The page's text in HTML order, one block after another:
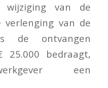
wijziging van de
verlenging van de
de ontvangen
25.000 bedraagt,
een